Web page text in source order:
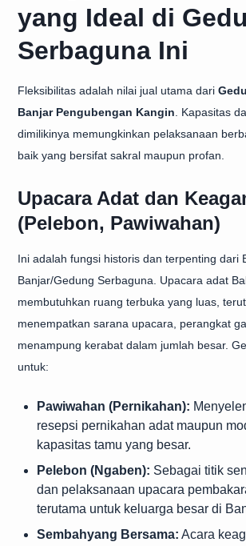
yang Ideal di
Serbaguna Ini
Fleksibilitas adalah nilai jual utama dari
Banjar Pengubengan Kangin . Kapasitas
dimilikinya memungkinkan pelaksanaan
baik yang bersifat sakral maupun profan.
Upacara Adat dan
(Pelebon, Pawiwahan)
Ini adalah fungsi historis dan terpenting dari
Banjar/Gedung Serbaguna. Upacara adat
membutuhkan ruang terbuka yang luas,
menempatkan sarana upacara, perangkat
menampung kerabat dalam jumlah besar.
untuk:
Pawiwahan (Pernikahan):
resepsi pernikahan adat maupun
kapasitas tamu yang besar.
Pelebon (Ngaben): Sebagai titik
dan pelaksanaan upacara
terutama untuk keluarga besar di
Sembahyang Bersama: Acara